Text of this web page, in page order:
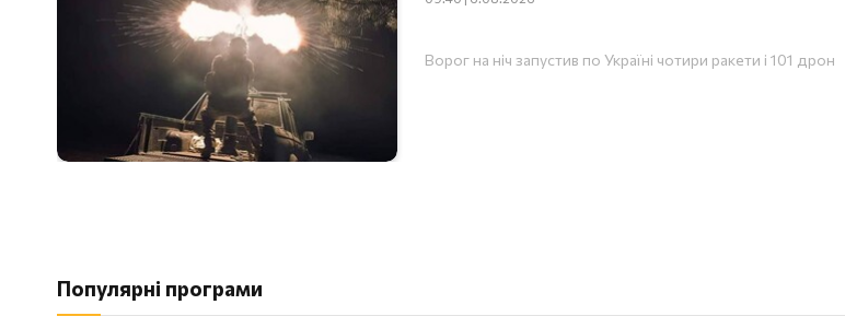
Ворог на ніч запустив по Україні чотири ракети і 101 дрон
Популярні програми